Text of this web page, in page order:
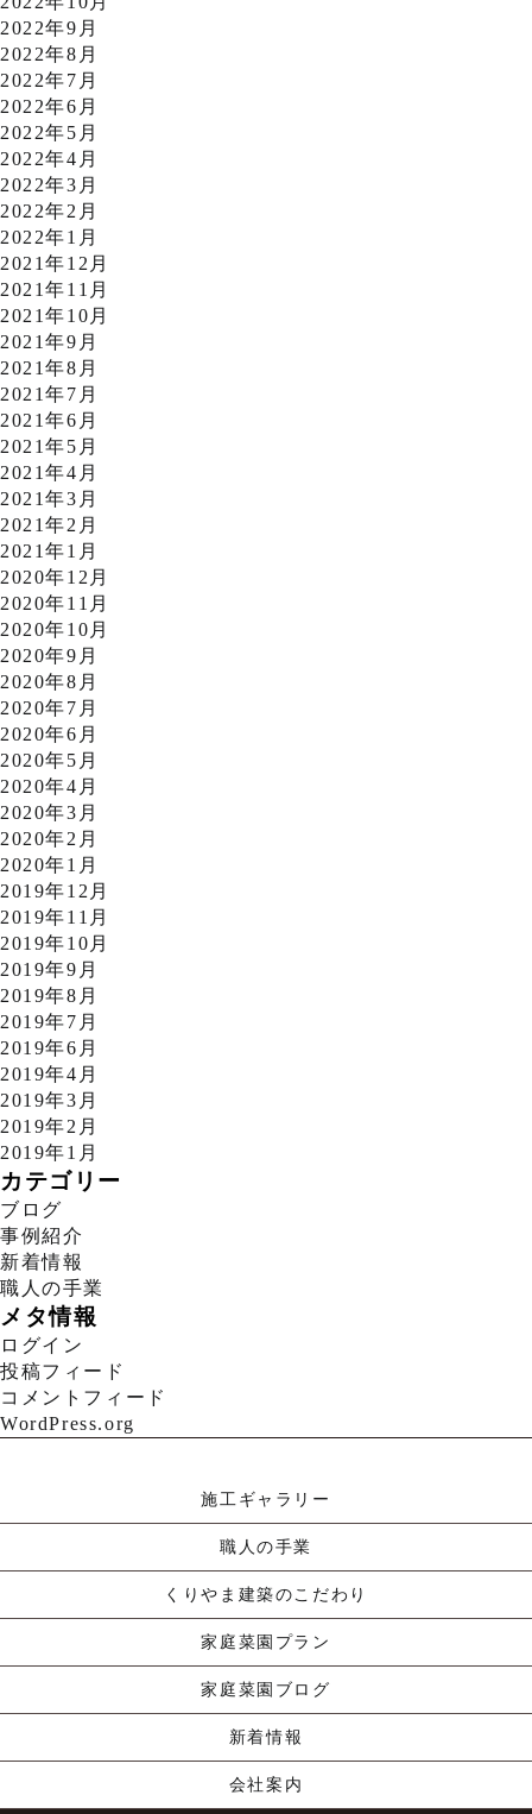
2022年9月
2022年8月
2022年7月
2022年6月
2022年5月
2022年4月
2022年3月
2022年2月
2022年1月
2021年12月
2021年11月
2021年10月
2021年9月
2021年8月
2021年7月
2021年6月
2021年5月
2021年4月
2021年3月
2021年2月
2021年1月
2020年12月
2020年11月
2020年10月
2020年9月
2020年8月
2020年7月
2020年6月
2020年5月
2020年4月
2020年3月
2020年2月
2020年1月
2019年12月
2019年11月
2019年10月
2019年9月
2019年8月
2019年7月
2019年6月
2019年4月
2019年3月
2019年2月
2019年1月
カテゴリー
ブログ
事例紹介
新着情報
職人の手業
メタ情報
ログイン
投稿フィード
コメントフィード
WordPress.org
施工ギャラリー
職人の手業
くりやま建築のこだわり
家庭菜園プラン
家庭菜園ブログ
新着情報
会社案内